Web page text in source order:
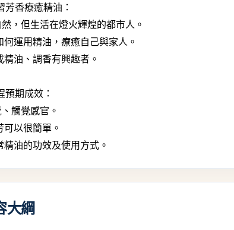
芳香療癒精油：
然，但生活在燈火輝煌的都市人。
何運用精油，療癒自己與家人。
精油、調香有興趣者。
預期成效：
觸覺感官。
可以很簡單。
精油的功效及使用方式。
大綱